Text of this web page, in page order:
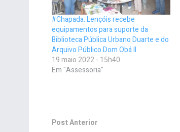
#Chapada: Lençóis recebe
equipamentos para suporte da
Biblioteca Pública Urbano Duarte e do
Arquivo Público Dom Obá II
19 maio 2022 - 15h40
Em "Assessoria"
Post Anterior